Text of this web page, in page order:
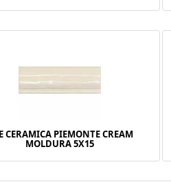
CERAMICA PIEMONTE CREAM
MOLDURA 5X15